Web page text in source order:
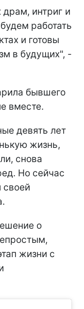
интриг и
работать
и готовы
в будущих", -
бывшего
вместе.
девять лет
жизнь,
снова
Но сейчас
своей
о
жизни с